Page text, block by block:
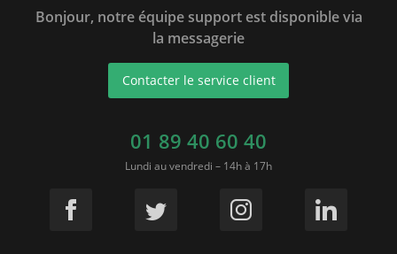
Bonjour, notre équipe support est disponible via
la messagerie
Contacter le service client
01 89 40 60 40
Lundi au vendredi – 14h à 17h